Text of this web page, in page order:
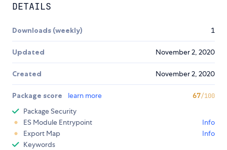
DETAILS
Downloads (weekly) 1
Updated November 2, 2020
Created November 2, 2020
Package score learn more 67/100
Package Security
ES Module Entrypoint
Info
Export Map
Info
Keywords